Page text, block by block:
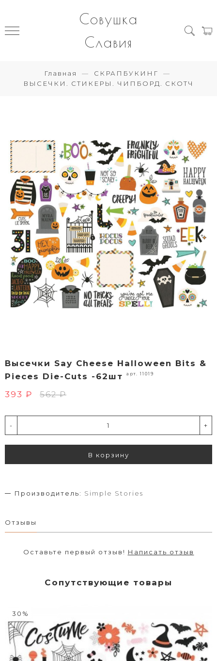
Совушка
Славия
Главная
СКРАПБУКИНГ
ВЫСЕЧКИ. СТИКЕРЫ. ЧИПБОРД. СКОТЧ
Высечки Say Cheese Halloween Bits &
Pieces Die-Cuts -62шт
арт. 11019
393 ₽ 562 ₽
- +
В корзину
Производитель: Simple Stories
Отзывы
Оставьте первый отзыв! Написать отзыв
Сопутствующие товары
30%